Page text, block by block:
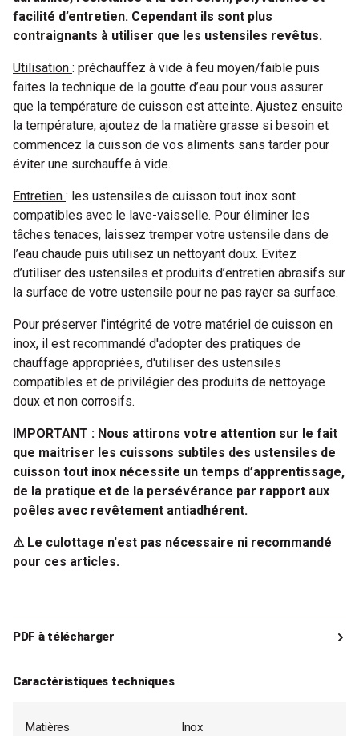
facilité d’entretien. Cependant ils sont plus
contraignants à utiliser que les ustensiles revêtus.
Utilisation : préchauffez à vide à feu moyen/faible puis
faites la technique de la goutte d’eau pour vous assurer
que la température de cuisson est atteinte. Ajustez ensuite
la température, ajoutez de la matière grasse si besoin et
commencez la cuisson de vos aliments sans tarder pour
éviter une surchauffe à vide.
Entretien : les ustensiles de cuisson tout inox sont
compatibles avec le lave-vaisselle. Pour éliminer les
tâches tenaces, laissez tremper votre ustensile dans de
l’eau chaude puis utilisez un nettoyant doux. Evitez
d’utiliser des ustensiles et produits d’entretien abrasifs sur
la surface de votre ustensile pour ne pas rayer sa surface.
Pour préserver l'intégrité de votre matériel de cuisson en
inox, il est recommandé d'adopter des pratiques de
chauffage appropriées, d'utiliser des ustensiles
compatibles et de privilégier des produits de nettoyage
doux et non corrosifs.
IMPORTANT : Nous attirons votre attention sur le fait
que maitriser les cuissons subtiles des ustensiles de
cuisson tout inox nécessite un temps d’apprentissage,
de la pratique et de la persévérance par rapport aux
poêles avec revêtement antiadhérent.
⚠ Le culottage n'est pas nécessaire ni recommandé
pour ces articles.
PDF à télécharger
A télécharger
Caractéristiques techniques
Matières Inox